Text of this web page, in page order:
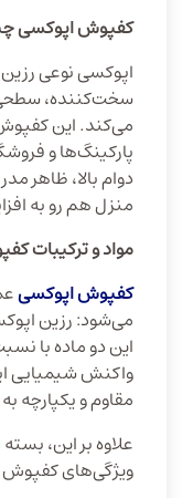
کفپوش اپوکسی
اپوکسی نوعی
سخت‌کننده، سطحی
می‌کند. این
پارکینگ‌ها و
دوام بالا، ظاهر
منزل هم رو به
مواد و ترکیبات
کفپوش اپوکسی
می‌شود: رزین
این دو ماده با
واکنش شیمیایی
مقاوم و یکپارچه
علاوه بر این،
ویژگی‌های کفپوش